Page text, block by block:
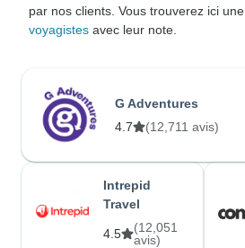
par nos clients. Vous trouverez ici une
voyagistes avec leur note.
G Adventures
4.7
(12,711 avis)
Intrepid
Travel
4.5
(12,051
avis)